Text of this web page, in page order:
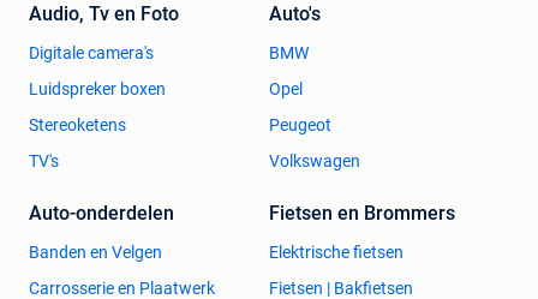
Audio, Tv en Foto
Digitale camera's
Luidspreker boxen
Stereoketens
TV's
Auto's
BMW
Opel
Peugeot
Volkswagen
Auto-onderdelen
Banden en Velgen
Carrosserie en Plaatwerk
Fietsen en Brommers
Elektrische fietsen
Fietsen | Bakfietsen